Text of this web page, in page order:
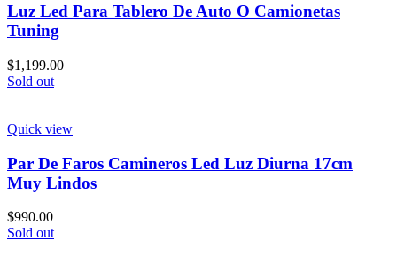
Luz Led Para Tablero De Auto O Camionetas
Tuning
$1,199.00
Sold out
Quick view
Par De Faros Camineros Led Luz Diurna 17cm
Muy Lindos
$990.00
Sold out